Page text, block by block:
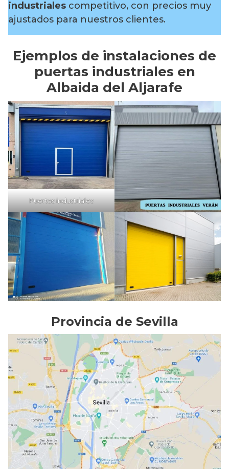
industriales competitivo, con precios muy
ajustados para nuestros clientes.
Ejemplos de instalaciones de
puertas industriales en
Albaida del Aljarafe
Puertas industriales
Provincia de Sevilla